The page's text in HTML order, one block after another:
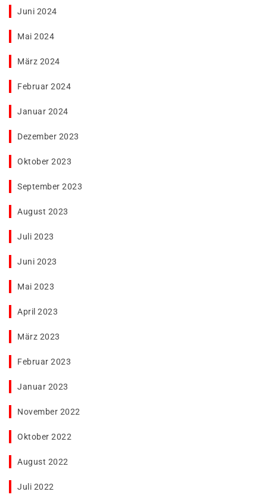
Juni 2024
Mai 2024
März 2024
Februar 2024
Januar 2024
Dezember 2023
Oktober 2023
September 2023
August 2023
Juli 2023
Juni 2023
Mai 2023
April 2023
März 2023
Februar 2023
Januar 2023
November 2022
Oktober 2022
August 2022
Juli 2022